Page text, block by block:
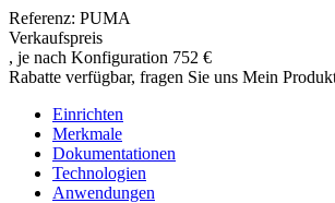
Referenz: PUMA
Verkaufspreis
, je nach Konfiguration 752 €
Rabatte verfügbar, fragen Sie uns Mein
Einrichten
Merkmale
Dokumentationen
Technologien
Anwendungen